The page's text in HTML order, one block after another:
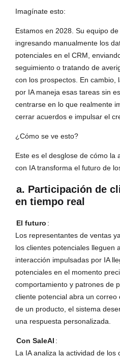
Imagínate esto:
Estamos en 2028. Su equipo
ingresando manualmente los
potenciales en el CRM,
seguimiento o tratando de
con los prospectos. En cambio,
por IA maneja esas tareas sin
centrarse en lo que realmente
cerrar acuerdos e impulsar el
¿Cómo se ve esto?
Este es el desglose de cómo la
con IA transforma el futuro de
a. Participación de
en tiempo real
El futuro :
Los representantes de ventas
los clientes potenciales lleguen
interacción impulsadas por IA
potenciales en el momento
comportamiento y patrones de
cliente potencial abra un correo
de un producto, el sistema
una respuesta personalizada.
Con SaleAI :
La IA analiza la actividad de los